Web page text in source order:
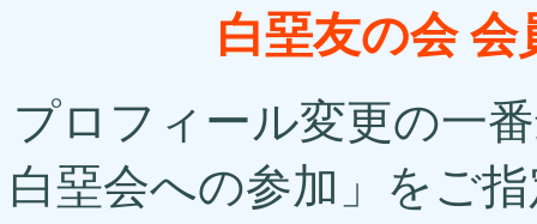
白堊友の会
プロフィール変更の一
白堊会への参加」をご